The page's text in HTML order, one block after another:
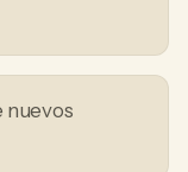
nuevos